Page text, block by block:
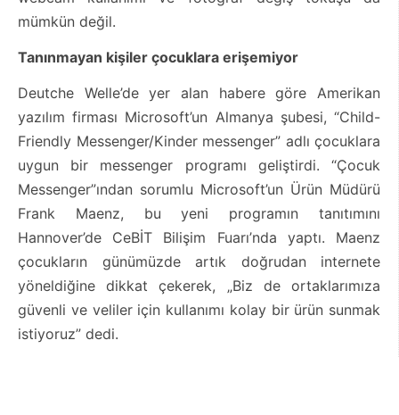
mümkün değil.
Tanınmayan kişiler çocuklara erişemiyor
Deutche Welle’de yer alan habere göre Amerikan
yazılım firması Microsoft’un Almanya şubesi, “Child-
Friendly Messenger/Kinder messenger” adlı çocuklara
uygun bir messenger programı geliştirdi. “Çocuk
Messenger”ından sorumlu Microsoft’un Ürün Müdürü
Frank Maenz, bu yeni programın tanıtımını
Hannover’de CeBİT Bilişim Fuarı’nda yaptı. Maenz
çocukların günümüzde artık doğrudan internete
yöneldiğine dikkat çekerek, „Biz de ortaklarımıza
güvenli ve veliler için kullanımı kolay bir ürün sunmak
istiyoruz” dedi.